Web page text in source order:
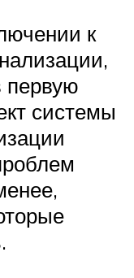
к
первую
системы